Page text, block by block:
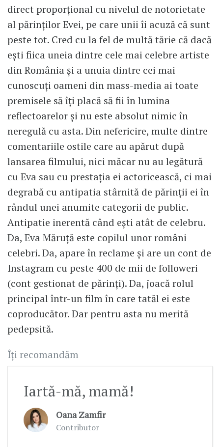
direct proporțional cu nivelul de notorietate
al părinților Evei, pe care unii îi acuză că sunt
peste tot. Cred cu la fel de multă tărie că dacă
ești fiica uneia dintre cele mai celebre artiste
din România și a unuia dintre cei mai
cunoscuți oameni din mass-media ai toate
premisele să îți placă să fii în lumina
reflectoarelor și nu este absolut nimic în
neregulă cu asta. Din nefericire, multe dintre
comentariile ostile care au apărut după
lansarea filmului, nici măcar nu au legătură
cu Eva sau cu prestația ei actoricească, ci mai
degrabă cu antipatia stârnită de părinții ei în
rândul unei anumite categorii de public.
Antipatie inerentă când ești atât de celebru.
Da, Eva Măruță este copilul unor români
celebri. Da, apare în reclame și are un cont de
Instagram cu peste 400 de mii de followeri
(cont gestionat de părinți). Da, joacă rolul
principal într-un film în care tatăl ei este
coproducător. Dar pentru asta nu merită
pedepsită.
Îți recomandăm
Iartă-mă, mamă!
Oana Zamfir
Contributor